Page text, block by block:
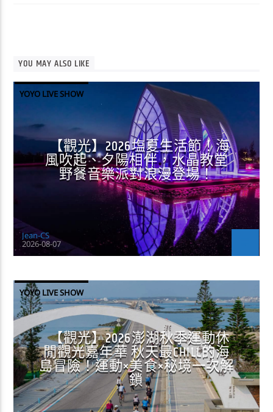
YOU MAY ALSO LIKE
YOYO LIVE SHOW
【觀光】2026塩夏生活節！海
風吹起、夕陽相伴，水晶教堂
野餐音樂派對浪漫登場！
Jean-CS
2026-08-07
YOYO LIVE SHOW
【觀光】2026澎湖秋季運動休
閒觀光嘉年華 秋天最CHILL的海
島冒險！運動×美食×秘境一次解
鎖